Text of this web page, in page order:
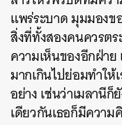
แพร่ระบาด มุมมองข
สิ่งที่ทั้งสองคนควรต
ความเห็นของอีกฝ่าย
มากเกินไปย่อมทำให้
อย่าง เช่นว่าเมลานี
เดียวกันเธอก็มีควา